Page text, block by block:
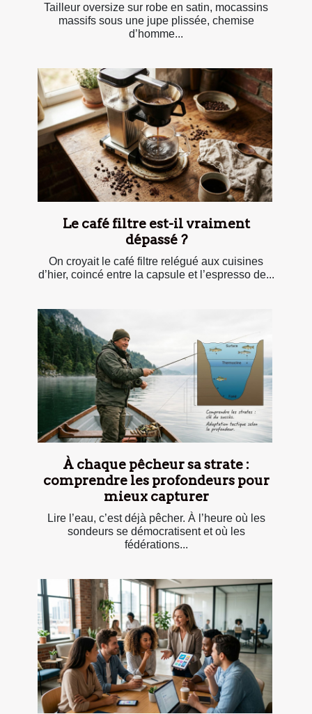
Tailleur oversize sur robe en satin, mocassins
massifs sous une jupe plissée, chemise
d’homme...
Le café filtre est-il vraiment
dépassé ?
On croyait le café filtre relégué aux cuisines
d’hier, coincé entre la capsule et l’espresso de...
À chaque pêcheur sa strate :
comprendre les profondeurs pour
mieux capturer
Lire l’eau, c’est déjà pêcher. À l’heure où les
sondeurs se démocratisent et où les
fédérations...